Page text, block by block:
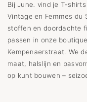
Bij June. vind je T-
Vintage en Femmes du
stoffen en doordachte
passen in onze
Kempenaerstraat. We
maat, halslijn en
op kunt bouwen –